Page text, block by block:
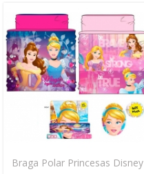
Braga Polar Princesas Disney